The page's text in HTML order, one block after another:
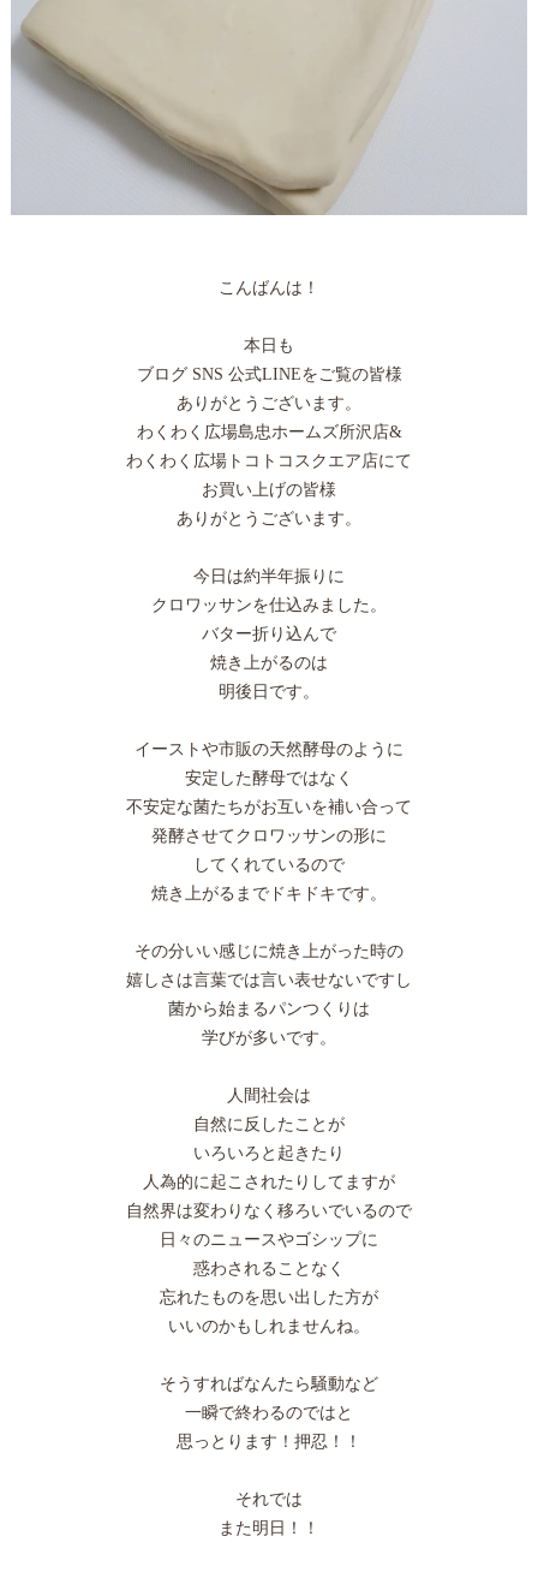
こんばんは！
本日も
ブログ SNS 公式LINEをご覧の皆様
ありがとうございます。
わくわく広場島忠ホームズ所沢店&
わくわく広場トコトコスクエア店にて
お買い上げの皆様
ありがとうございます。
今日は約半年振りに
クロワッサンを仕込みました。
バター折り込んで
焼き上がるのは
明後日です。
イーストや市販の天然酵母のように
安定した酵母ではなく
不安定な菌たちがお互いを補い合って
発酵させてクロワッサンの形に
してくれているので
焼き上がるまでドキドキです。
その分いい感じに焼き上がった時の
嬉しさは言葉では言い表せないですし
菌から始まるパンつくりは
学びが多いです。
人間社会は
自然に反したことが
いろいろと起きたり
人為的に起こされたりしてますが
自然界は変わりなく移ろいでいるので
日々のニュースやゴシップに
惑わされることなく
忘れたものを思い出した方が
いいのかもしれませんね。
そうすればなんたら騒動など
一瞬で終わるのではと
思っとります！押忍！！
それでは
また明日！！